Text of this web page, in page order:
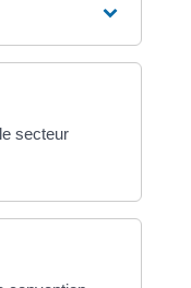
secteur